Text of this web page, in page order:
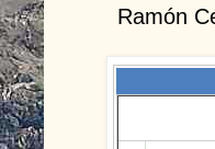
Ramón